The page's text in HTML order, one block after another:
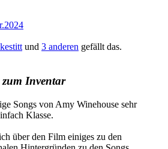
und 3 anderen gefällt das.
Inventar
Songs von Amy Winehouse sehr
Klasse.
über den Film einiges zu den